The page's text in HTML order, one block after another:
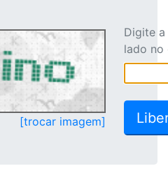
[trocar imagem]
Digite
lado no